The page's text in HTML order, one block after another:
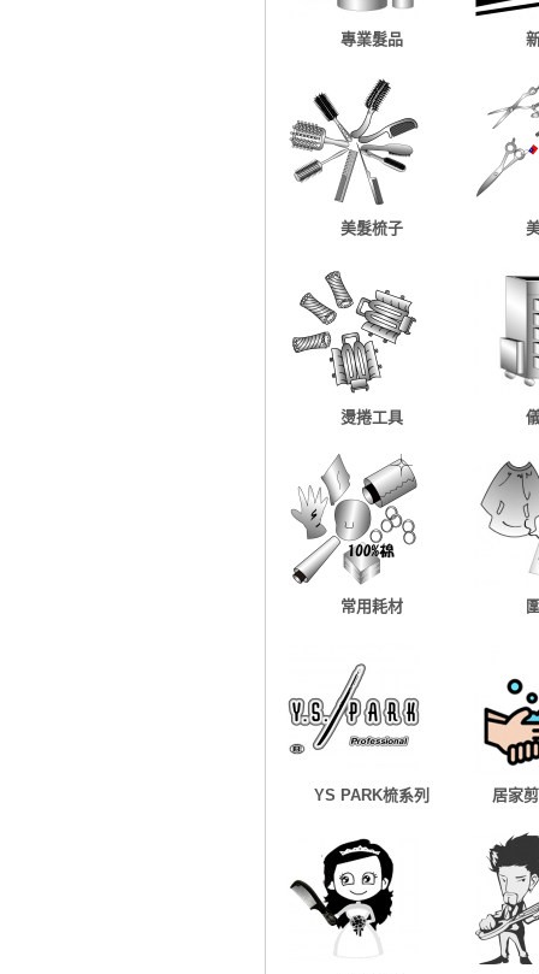
專業髮品
美髮梳子
燙捲工具
常用耗材
YS PARK梳系列 居家